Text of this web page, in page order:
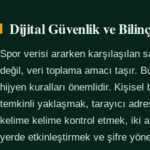
Dijital Güvenlik ve
Spor verisi ararken karşılaşılan
değil, veri toplama amacı taşır.
hijyen kuralları önemlidir. Kişisel
temkinli yaklaşmak, tarayıcı
kelime kelime kontrol etmek, iki
yerde etkinleştirmek ve şifre